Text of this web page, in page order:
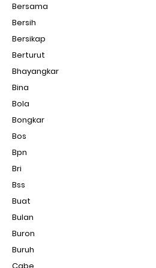
Bersama
Bersih
Bersikap
Berturut
Bhayangkar
Bina
Bola
Bongkar
Bos
Bpn
Bri
Bss
Buat
Bulan
Buron
Buruh